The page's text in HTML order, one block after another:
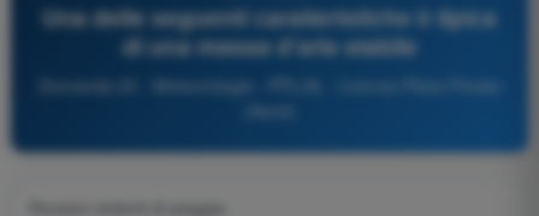
Una delle seguenti caratteristiche è tipica
di una massa d'aria stabile
Rovesci violenti di pioggia